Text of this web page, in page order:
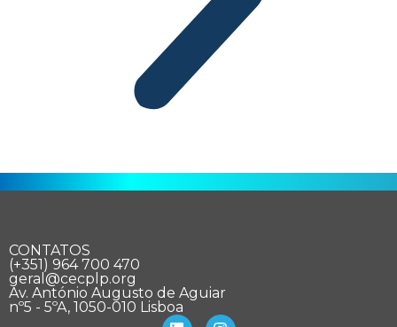
CONTATOS
(+351) 964 700 470
geral@cecplp.org
Av. António Augusto de Aguiar
nº5 - 5ºA, 1050-010 Lisboa